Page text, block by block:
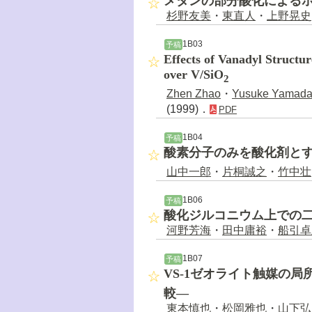
杉野友美 ・ 東直人 ・ 上野晃史
予稿 1B03
Effects of Vanadyl
over V/SiO2
Zhen Zhao ・ Yusuke Yamada
(1999)．
PDF
予稿 1B04
酸素分子のみを酸化剤と
山中一郎 ・ 片桐誠之 ・ 竹中壮
予稿1B06
酸化ジルコニウム上での
河野芳海 ・ 田中庸裕 ・ 船引
予稿 1B07
VS-1ゼオライト触媒の局
較―
東本慎也 ・ 松岡雅也 ・ 山下